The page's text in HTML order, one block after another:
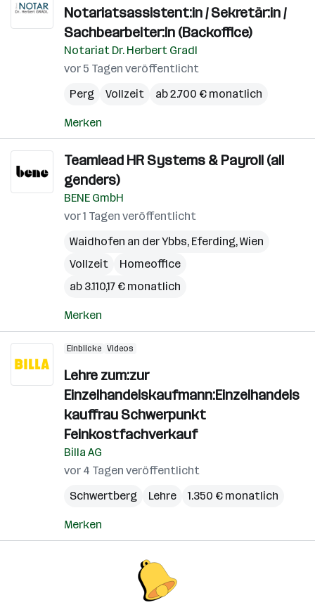
Notariatsassistent:in / Sekretär:in /
Sachbearbeiter:in (Backoffice)
Notariat Dr. Herbert Gradl
vor 5 Tagen veröffentlicht
Perg
Vollzeit ab 2.700 € monatlich
Merken
Teamlead HR Systems & Payroll (all
genders)
BENE GmbH
vor 1 Tagen veröffentlicht
Waidhofen an der Ybbs, Eferding,Wien
Vollzeit
Homeoffice
ab 3.110,17 € monatlich
Merken
Einblicke Videos
Lehre zum:zur
Einzelhandelskaufmann:Einzelhandels
kauffrau Schwerpunkt
Feinkostfachverkauf
Billa AG
vor 4 Tagen veröffentlicht
Schwertberg
Lehre 1.350 € monatlich
Merken